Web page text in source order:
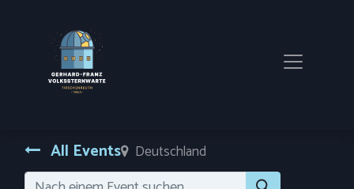
All Events Deutschland